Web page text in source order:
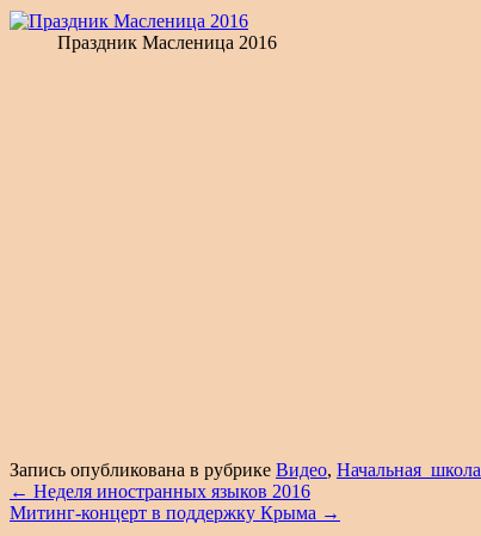
Праздник Масленица 2016
Запись опубликована в рубрике Видео, Начальная_школа
← Неделя иностранных языков 2016
Митинг-концерт в поддержку Крыма →